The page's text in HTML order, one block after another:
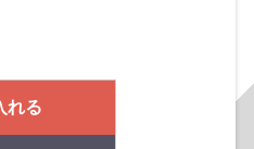
れる